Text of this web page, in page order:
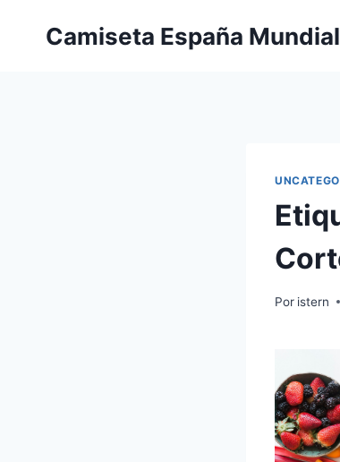
Camiseta España
Por istern